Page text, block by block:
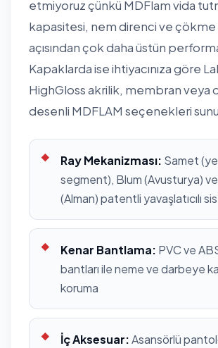
etmiyoruz çünkü MDFlam vida
kapasitesi, nem direnci ve çökme
açısından çok daha üstün
Kapaklarda ise ihtiyacınıza göre
HighGloss akrilik, membran veya
desenli MDFLAM seçenekleri
Ray Mekanizması: Samet
segment), Blum (Avusturya)
(Alman) patentli yavaşlatıcılı
Kenar Bantlama: PVC ve
bantları ile neme ve darbeye
koruma
İç Aksesuar:Asansörlü